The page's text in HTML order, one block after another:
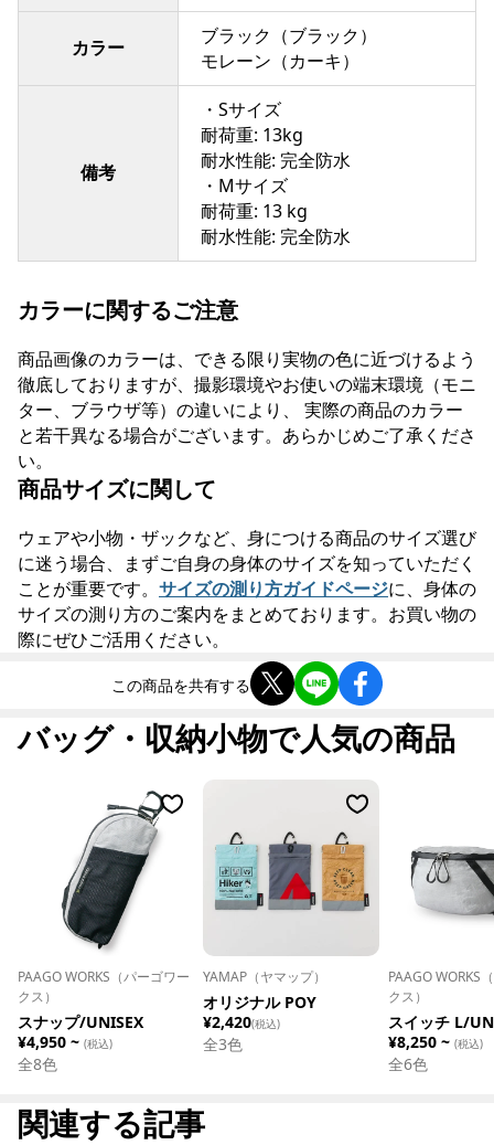
カラー
ブラック（ブラック）
モレーン（カーキ）
備考
・Sサイズ
耐荷重: 13kg
耐水性能: 完全防水
・Mサイズ
耐荷重: 13 kg
耐水性能: 完全防水
カラーに関するご注意
商品画像のカラーは、できる限り実物の色に近づけるよう
徹底しておりますが、撮影環境やお使いの端末環境（モニ
ター、ブラウザ等）の違いにより、 実際の商品のカラー
と若干異なる場合がございます。あらかじめご了承くださ
い。
商品サイズに関して
ウェアや小物・ザックなど、身につける商品のサイズ選び
に迷う場合、まずご自身の身体のサイズを知っていただく
ことが重要です。 サイズの測り方ガイドページに、身体の
サイズの測り方のご案内をまとめております。お買い物の
際にぜひご活用ください。
この商品を共有する
バッグ・収納小物で人気の商品
PAAGO WORKS（パーゴワー
クス）
スナップ/UNISEX
¥4,950 ~ (税込)
全8色
YAMAP（ヤマップ）
オリジナル POY
¥2,420(税込)
全3色
PAAGO WORKS
クス）
スイッチ L/
¥8,250 ~ (税込)
全6色
関連する記事